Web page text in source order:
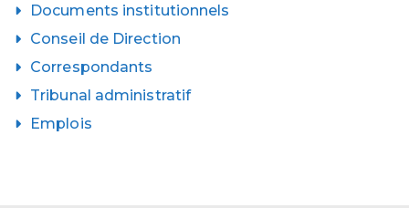
Documents institutionnels
Conseil de Direction
Correspondants
Tribunal administratif
Emplois